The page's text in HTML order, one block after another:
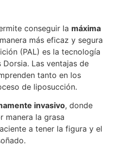
conseguir la máxima
más eficaz y segura
(PAL) es la tecnología
Las ventajas de
tanto en los
de liposucción.
invasivo, donde
manera la grasa
a tener la figura y el